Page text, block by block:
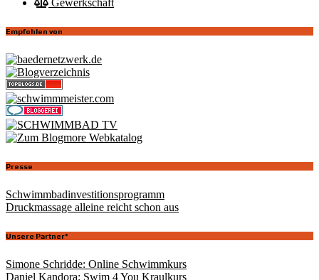
Empfohlen von
Presse
Schwimmbadinvestitionsprogramm
Druckmassage alleine reicht schon aus
Unsere Partner*
Simone Schridde: Online Schwimmkurs
Daniel Kandora: Swim 4 You Kraulkurs